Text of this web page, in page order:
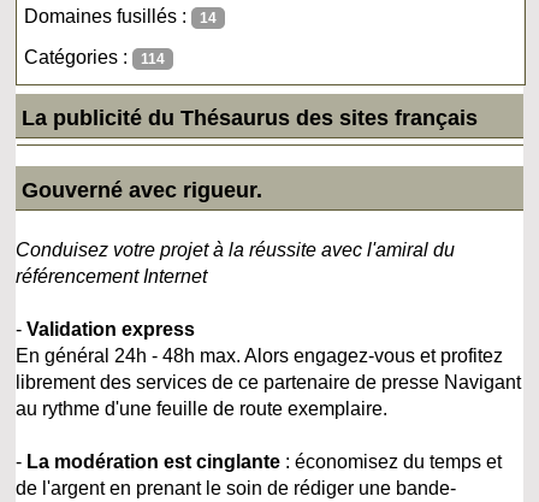
Domaines fusillés : 14
Catégories : 114
La publicité du Thésaurus des sites français
Gouverné avec rigueur.
Conduisez votre projet à la réussite avec l'amiral du
référencement Internet
-Validation express
En général 24h - 48h max. Alors engagez-vous et profitez
librement des services de ce partenaire de presse Navigant
au rythme d'une feuille de route exemplaire.
- La modération est cinglante : économisez du temps et
de l'argent en prenant le soin de rédiger une bande-